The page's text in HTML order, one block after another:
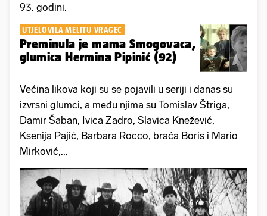
93. godini.
UTJELOVILA MELITU VRAGEC
Preminula je mama Smogovaca,
glumica Hermina Pipinić (92)
Većina likova koji su se pojavili u seriji i danas su
izvrsni glumci, a među njima su Tomislav Štriga,
Damir Šaban, Ivica Zadro, Slavica Knežević,
Ksenija Pajić, Barbara Rocco, braća Boris i Mario
Mirković,...